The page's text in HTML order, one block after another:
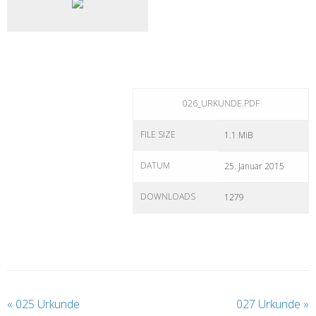
026_URKUNDE.PDF
FILE SIZE 1.1 MiB
DATUM 25. Januar 2015
DOWNLOADS 1279
« 025 Urkunde 027 Urkunde »